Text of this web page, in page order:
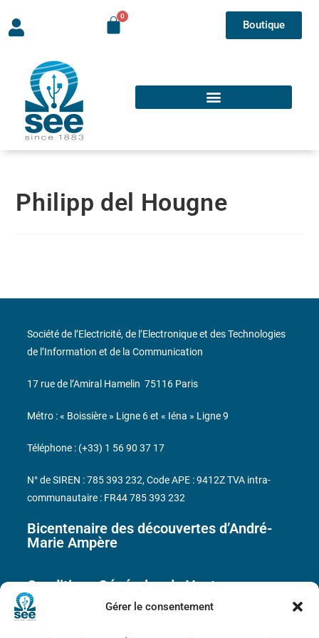
Gérer le consentement
Boutique
Philipp del Hougne
Bicentenaire des découvertes d’André-
Marie Ampère
Conditions Générales de Vente
Société de l’Electricité, de l’Electronique et des Technologies
de l’Information et de la Communication
17 rue de l’Amiral Hamelin 75116 Paris
Métro : « Boissière » Ligne 6 et « Iéna » Ligne 9
Téléphone : (+33) 1 56 90 37 17
N° de SIREN : 785 393 232, Code APE : 9412Z TVA intra-
communautaire : FR44 785 393 232